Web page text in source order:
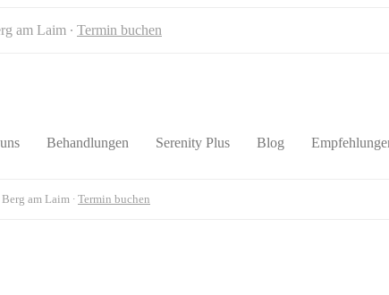
am Laim ∙ Termin buchen
Behandlungen Serenity Plus Blog
am Laim ∙ Termin buchen